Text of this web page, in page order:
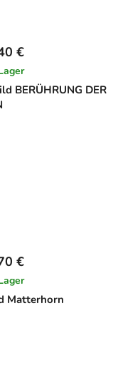
BERÜHRUNG DER
€
Matterhorn
€